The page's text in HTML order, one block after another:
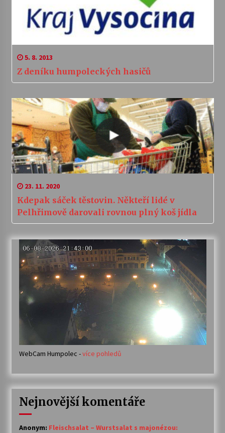
5. 8. 2013
Z deníku humpoleckých hasičů
23. 11. 2020
Kdepak sáček těstovin. Někteří lidé v
Pelhřimově darovali rovnou plný koš jídla
WebCam Humpolec -více pohledů
Nejnovější komentáře
Anonym: Fleischsalat – Wurstsalat s majonézou: